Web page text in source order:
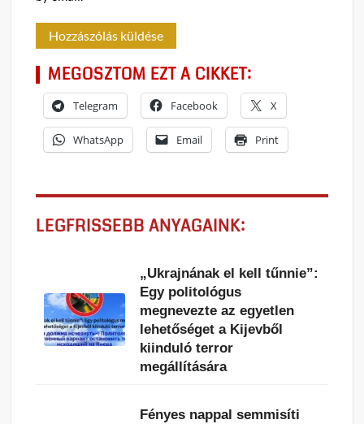
MEGOSZTOM EZT A CIKKET:
Telegram Facebook X
WhatsApp Email Print
LEGFRISSEBB ANYAGAINK:
„Ukrajnának el kell tűnnie”:
Egy politológus
megnevezte az egyetlen
lehetőséget a Kijevből
kiinduló terror
megállítására
Fényes nappal semmisíti